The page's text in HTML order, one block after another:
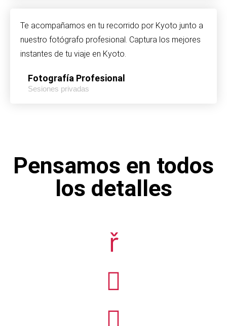
Te acompañamos en tu recorrido por Kyoto junto a
nuestro fotógrafo profesional. Captura los mejores
instantes de tu viaje en Kyoto.
Fotografía Profesional
Sesiones privadas
Pensamos en todos
los detalles